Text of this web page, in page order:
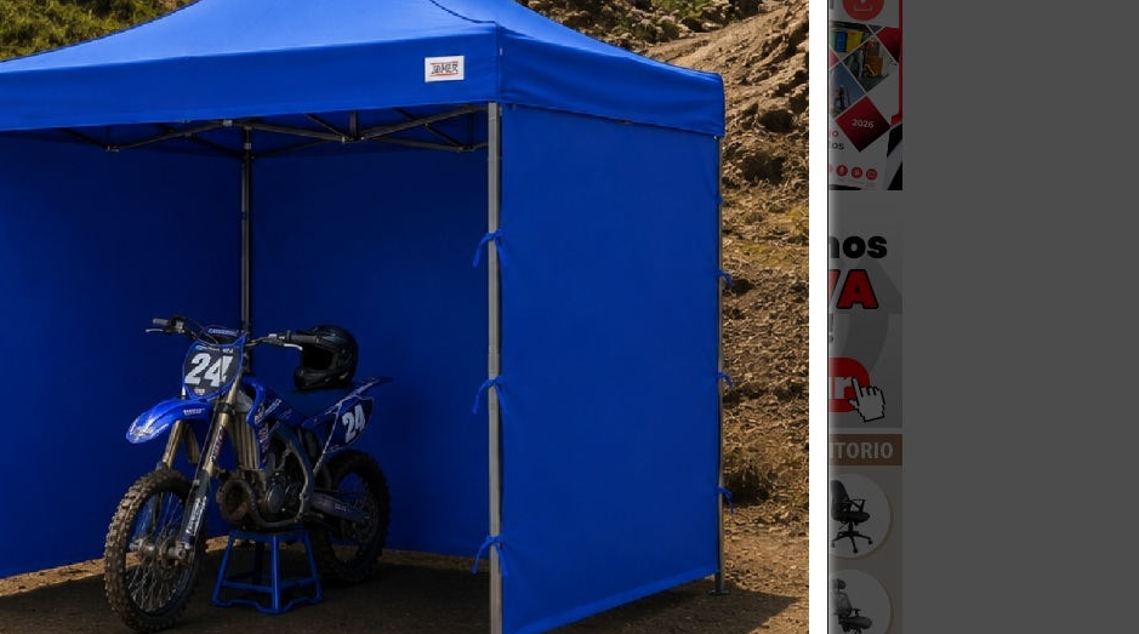
Descargas de Fichas Técnicas de Productos
ESCALERA DE ÁTICO ENTRETECHO MADERA 280 CM MAGNA PLUS
TABURETE FIBRA DE VIDRIO 3 PELDAÑOS
Toldo Plegable Jamer 2x2 m de Alta Portabilidad
ESC. ALUMINIO TIJERA 1.22m DUOMAX
VACUOLAVADORA DE HOMBRE CAMINANDO SOIN PROFESIONAL
TOLDO PLEGABLE JAMER 2X2 CON LONA
ESC. ALUMINIO TIJERA 1.53m DUOMAX
ESCALERA MULTIPROPOSITO ALUMINIO 12 PELDAÑOS 150 KG
LOCKER 2 CUERPOS 4 CASILLEROS
TURBOCALEFACTOR DIÉSEL 50KW
ESTUFA DE PATIO EXTERIOR SOMBRERO 13 KW
ESTUFA DE PATIO EXTERIOR PIRAMIDE 13 KW
TOLDO PLEGABLE JAMER 3X3 METROS
DETERGENTE AMONIACADO 5 LITROS
DETERGENTE AMONIACADO 5 LITROS 2
LOCKER 3 CUERPOS 6 CASILLEROS
TURBOCALEFACTOR DIÉSEL 70KW
ESC. ALUMINIO TIJERA 1.83m DUOMAX
Carro de Aluminio Plegable 125 kg.